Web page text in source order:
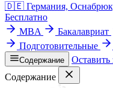
🇩🇪 Германия,
Бесплатно
MBA
Бакалавриат
Подготовительные
Содержание
Оставить
Содержание